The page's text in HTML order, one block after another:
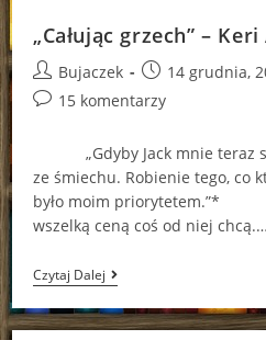
„Całując grzech” –
Post
author:
Bujaczek
Post
published:
14 grudnia,
Post15 komentarzy
„Gdyby Jack mnie teraz
ze śmiechu. Robienie tego, co
było moim priorytetem.”*
wszelką ceną coś od niej chcą.…
Czytaj Dalej„Całując
Grzech”
–
Keri